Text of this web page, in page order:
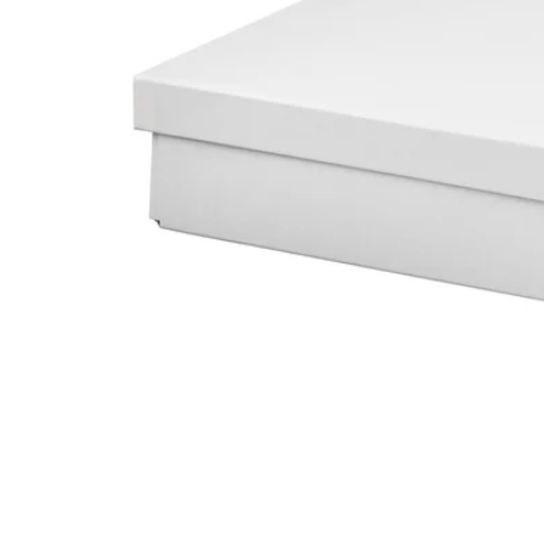
Image zoomed out, normal view